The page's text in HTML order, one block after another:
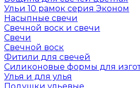
Ульи 10 рамок серия Эконом
Насыпные свечи
Свечной воск и свечи
Свечи
Свечной воск
Фитили для свечей
Силиконовые формы для
Улья и для улья